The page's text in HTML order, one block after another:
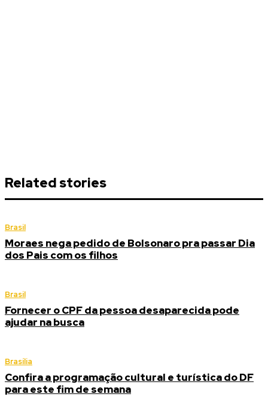
Related stories
Brasil
Moraes nega pedido de Bolsonaro pra passar Dia
dos Pais com os filhos
Brasil
Fornecer o CPF da pessoa desaparecida pode
ajudar na busca
Brasília
Confira a programação cultural e turística do DF
para este fim de semana